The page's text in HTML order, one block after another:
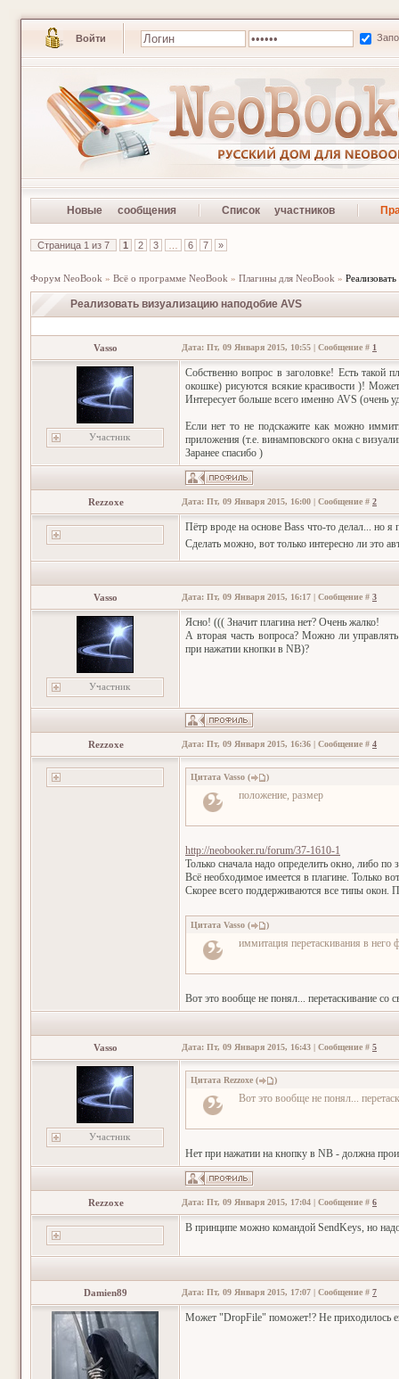
Войти
Новые сообщения Список участников
Страница 1 из 7 1 2 3 6 7 »
Форум NeoBook » Всё о программе NeoBook » Плагины для NeoBook »
Реализовать визуализацию наподобие AVS
Vasso Дата: Пт, 09 Января 2015, 10:55 | Сообщение # 1
Участник
Собственно вопрос в заголовке! Есть такой
окошке) рисуются всякие красивости )!
Интересует больше всего именно AVS (очень
Если нет то не подскажите как можно
приложения (т.е. винамповского окна с
Заранее спасибо )
Rezzoxe Дата: Пт, 09 Января 2015, 16:00 | Сообщение # 2
Пётр вроде на основе Bass что-то делал... но
Сделать можно, вот только интересно ли это
Vasso Дата: Пт, 09 Января 2015, 16:17 | Сообщение # 3
Участник
Ясно! ((( Значит плагина нет? Очень жалко!
А вторая часть вопроса? Можно ли
при нажатии кнопки в NB)?
Rezzoxe Дата: Пт, 09 Января 2015, 16:36 | Сообщение # 4
Цитата Vasso ( )
положение, размер
http://neobooker.ru/forum/37-1610-1
Только сначала надо определить окно, либо по
Всё необходимое имеется в плагине. Только
Скорее всего поддерживаются все типы окон.
Цитата Vasso ( )
иммитация перетаскивания в него
Вот это вообще не понял... перетаскивание со
Vasso Дата: Пт, 09 Января 2015, 16:43 | Сообщение # 5
Участник
Цитата Rezzoxe ( )
Вот это вообще не понял...
Нет при нажатии на кнопку в NB - должна
Rezzoxe Дата: Пт, 09 Января 2015, 17:04 | Сообщение # 6
В принципе можно командой SendKeys, но
Damien89 Дата: Пт, 09 Января 2015, 17:07 | Сообщение # 7
Может "DropFile" поможет!? Не приходилось